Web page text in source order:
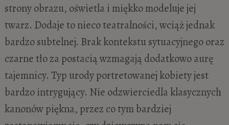
strony obrazu, oświetla i miękko modeluje jej
twarz. Dodaje to nieco teatralności, wciąż jednak
bardzo subtelnej. Brak kontekstu sytuacyjnego oraz
czarne tło za postacią wzmagają dodatkowo aurę
tajemnicy. Typ urody portretowanej kobiety jest
bardzo intrygujący. Nie odzwierciedla klasycznych
kanonów piękna, przez co tym bardziej